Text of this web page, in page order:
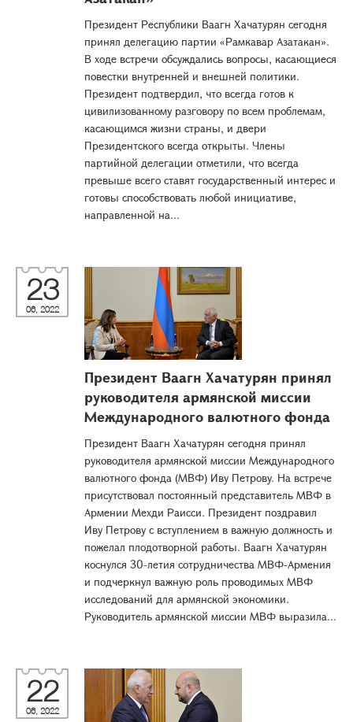
Президент Республики Ваагн Хачатурян сегодня
принял делегацию партии «Рамкавар Азатакан».
В ходе встречи обсуждались вопросы, касающиеся
повестки внутренней и внешней политики.
Президент подтвердил, что всегда готов к
цивилизованному разговору по всем проблемам,
касающимся жизни страны, и двери
Президентского всегда открыты. Члены
партийной делегации отметили, что всегда
превыше всего ставят государственный интерес и
готовы способствовать любой инициативе,
направленной на...
23
06, 2022
Президент Ваагн Хачатурян принял
руководителя армянской миссии
Международного валютного фонда
Президент Ваагн Хачатурян сегодня принял
руководителя армянской миссии Международного
валютного фонда (МВФ) Иву Петрову. На встрече
присутствовал постоянный представитель МВФ в
Армении Мехди Раисси. Президент поздравил
Иву Петрову с вступлением в важную должность и
пожелал плодотворной работы. Ваагн Хачатурян
коснулся 30-летия сотрудничества МВФ-Армения
и подчеркнул важную роль проводимых МВФ
исследований для армянской экономики.
Руководитель армянской миссии МВФ выразила...
22
06, 2022